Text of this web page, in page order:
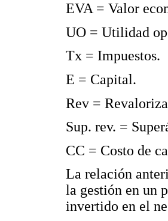
EVA = Valor
UO = Utilidad
Tx = Impuestos.
E = Capital.
Rev =
Sup. rev. =
CC = Costo de
La relación
la gestión en un
invertido en el